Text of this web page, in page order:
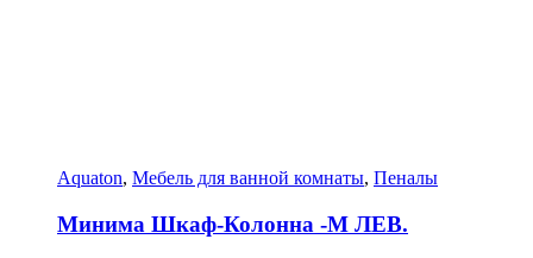
Aquaton, Мебель для ванной комнаты, Пеналы
Минима Шкаф-Колонна -М ЛЕВ.